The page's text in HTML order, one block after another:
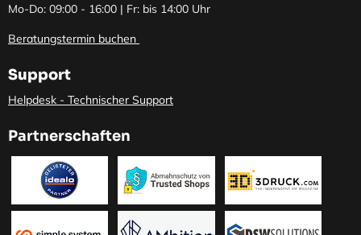
Mo-Do: 09:00 - 16:00 | Fr: bis 14:00 Uhr
Beratungstermin buchen
Support
Helpdesk - Technischer Support
Partnerschaften